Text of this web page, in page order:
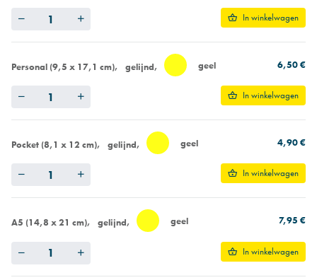
In winkelwagen
Personal (9,5 x 17,1 cm) gelijnd geel 6,50 €
In winkelwagen
Pocket (8,1 x 12 cm) gelijnd geel 4,90 €
In winkelwagen
A5 (14,8 x 21 cm) gelijnd geel 7,95 €
In winkelwagen